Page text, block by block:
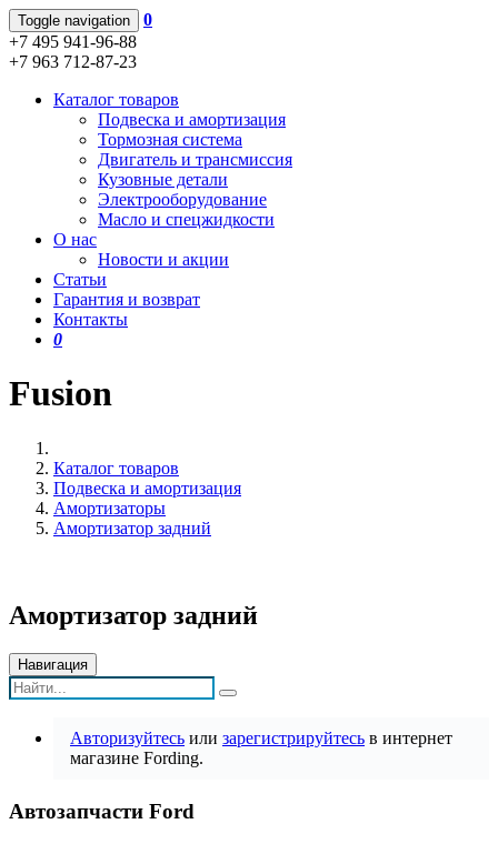
Toggle navigation
0
+7 495 941-96-88
+7 963 712-87-23
Каталог товаров
Подвеска и амортизация
Тормозная система
Двигатель и трансмиссия
Кузовные детали
Электрооборудование
Масло и спецжидкости
О нас
Новости и акции
Статьи
Гарантия и возврат
Контакты
0
Fusion
Каталог товаров
Подвеска и амортизация
Амортизаторы
Амортизатор задний
Амортизатор задний
Навигация
Авторизуйтесь или зарегистрируйтесь в интернет
магазине Fording.
Автозапчасти Ford